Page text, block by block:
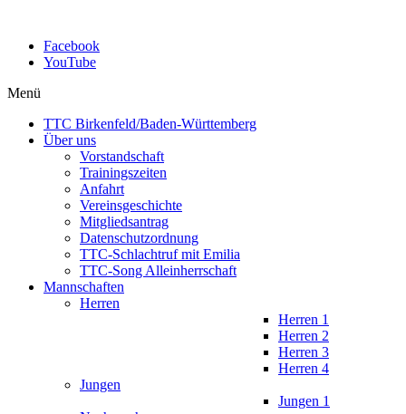
Facebook
YouTube
Menü
TTC Birkenfeld/Baden-Württemberg
Über uns
Vorstandschaft
Trainingszeiten
Anfahrt
Vereinsgeschichte
Mitgliedsantrag
Datenschutzordnung
TTC-Schlachtruf mit Emilia
TTC-Song Alleinherrschaft
Mannschaften
Herren
Herren 1
Herren 2
Herren 3
Herren 4
Jungen
Jungen 1